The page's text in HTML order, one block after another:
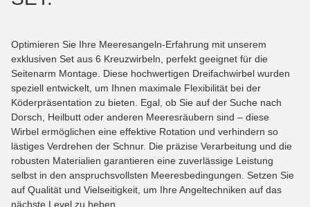
Optimieren Sie Ihre Meeresangeln-Erfahrung mit unserem
exklusiven Set aus 6 Kreuzwirbeln, perfekt geeignet für die
Seitenarm Montage. Diese hochwertigen Dreifachwirbel wurden
speziell entwickelt, um Ihnen maximale Flexibilität bei der
Köderpräsentation zu bieten. Egal, ob Sie auf der Suche nach
Dorsch, Heilbutt oder anderen Meeresräubern sind – diese
Wirbel ermöglichen eine effektive Rotation und verhindern so
lästiges Verdrehen der Schnur. Die präzise Verarbeitung und die
robusten Materialien garantieren eine zuverlässige Leistung
selbst in den anspruchsvollsten Meeresbedingungen. Setzen Sie
auf Qualität und Vielseitigkeit, um Ihre Angeltechniken auf das
nächste Level zu heben.